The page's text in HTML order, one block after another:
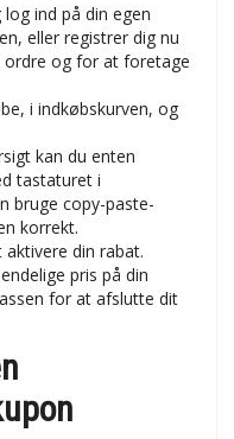
log ind på din egen
eller registrer dig nu
og for at foretage
i indkøbskurven, og
kan du enten
tastaturet i
bruge copy-paste-
korrekt.
din rabat.
pris på din
for at afslutte dit